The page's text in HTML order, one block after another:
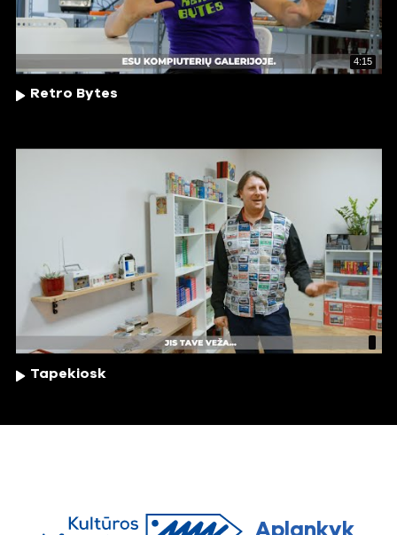
4:15
Retro Bytes
Tapekiosk